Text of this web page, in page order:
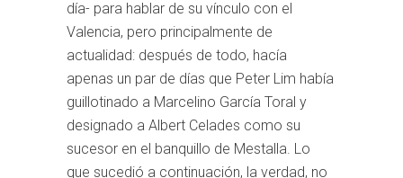
día- para hablar de su vínculo con el
Valencia, pero principalmente de
actualidad: después de todo, hacía
apenas un par de días que Peter Lim había
guillotinado a Marcelino García Toral y
designado a Albert Celades como su
sucesor en el banquillo de Mestalla. Lo
que sucedió a continuación, la verdad, no